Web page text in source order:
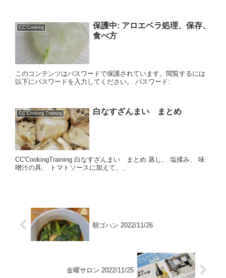
CC'Cooking
保護中: アロエベラ処理、保存、
食べ方
このコンテンツはパスワードで保護されています。閲覧するには
以下にパスワードを入力してください。 パスワード:
CC'Cooking Training 白なすざんまい まとめ
CC'CookingTraining 白なすざんまい まとめ 蒸し、 塩揉み、 味
噌汁の具、 トマトソースに加えて、、
朝ゴハン 2022/11/26
金曜サロン 2022/11/25